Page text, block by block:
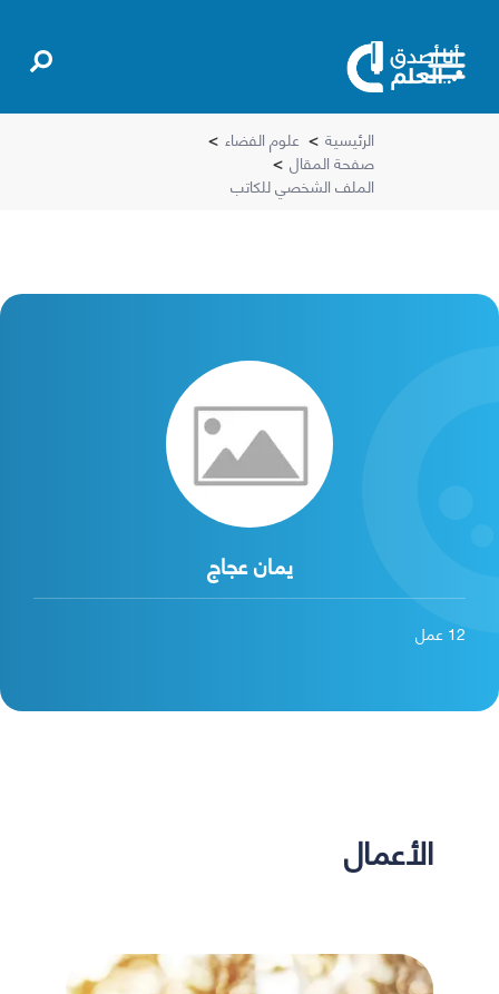
الرئيسية > علوم الفضاء >
صفحة المقال >
الملف الشخصي للكاتب
يمان عجاج
12 عمل
الأعمال